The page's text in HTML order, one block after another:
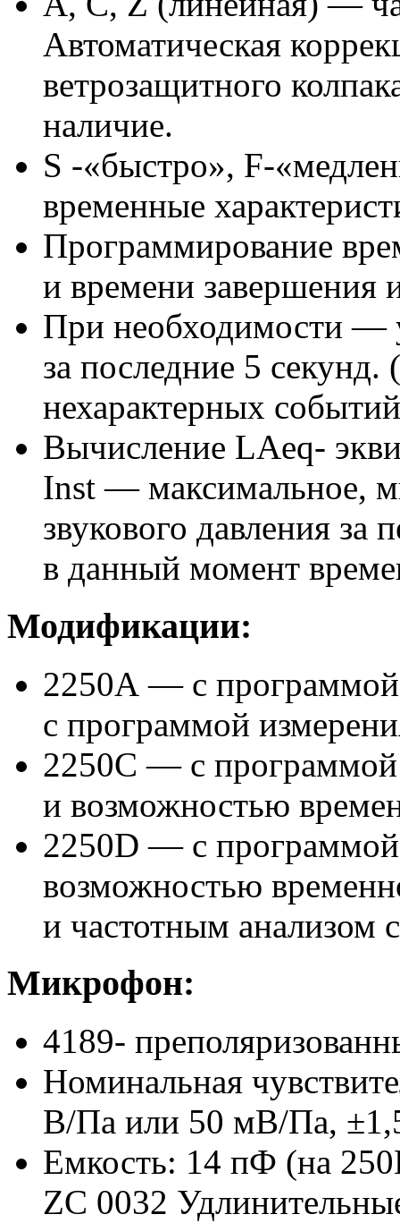
Автоматическая
ветрозащитного
наличие.
S -«быстро», F-
временные
Программирование
и времени завершения
При необходимости —
за последние 5
нехарактерных
Вычисление LAeq-
Inst — максимальное,
звукового давления за
в данный момент
Модификации:
2250А — с
с программой
2250С — с
и возможностью
2250D — с
возможностью
и частотным анализом
Микрофон:
4189-
Номинальная
В/Па или 50 мВ/Па,
Емкость: 14 пФ (на
ZC 0032